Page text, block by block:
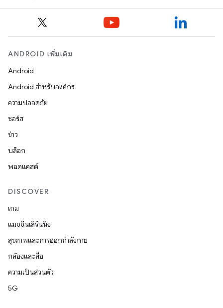
ANDROID เพิ่มเติม
Android
Android สำหรับองค์กร
ความปลอดภัย
ซอร์ส
ข่าว
บล็อก
พอดแคสต์
DISCOVER
เกม
แมชชีนเลิร์นนิง
สุขภาพและการออกกำลังกาย
กล้องและสื่อ
ความเป็นส่วนตัว
5G